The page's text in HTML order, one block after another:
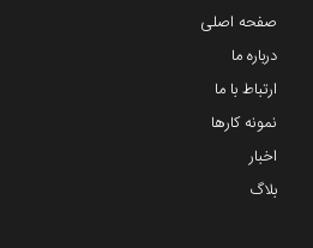
صفحه اصلی
درباره ما
ارتباط با ما
نمونه کارها
اخبار
بلاگ